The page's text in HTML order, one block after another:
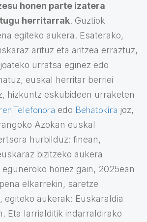
honen parte izatera
herritarrak. Guztiok
egiteko aukera. Esaterako,
arituz eta aritzea erraztuz,
urratsa eginez edo
euskal herritar berriei
hizkuntz eskubideen urraketen
Telefonora edo Behatokira joz,
Azokan euskal
hurbilduz: finean,
bizitzeko aukera
horiez gain, 2025ean
elkarrekin, saretze
egiteko aukerak: Euskaraldia
Eta larrialditik indarraldirako